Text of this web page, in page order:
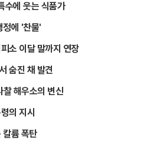
수에 웃는 식품가
정에 '찬물'
소 이달 말까지 연장
숨진 채 발견
해우소의 변신
의 지시
칼륨 폭탄